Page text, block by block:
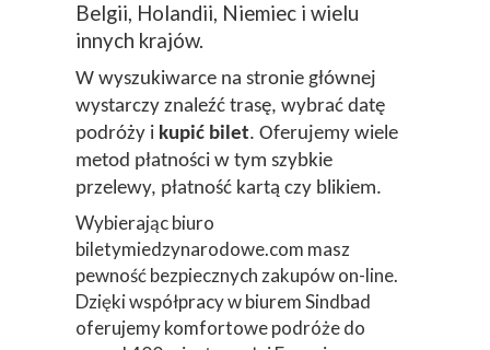
Belgii, Holandii, Niemiec i wielu
innych krajów.
W wyszukiwarce na stronie głównej
wystarczy znaleźć trasę, wybrać datę
podróży i kupić bilet. Oferujemy wiele
metod płatności w tym szybkie
przelewy, płatność kartą czy blikiem.
Wybierając biuro
biletymiedzynarodowe.com masz
pewność bezpiecznych zakupów on-line.
Dzięki współpracy w biurem Sindbad
oferujemy komfortowe podróże do